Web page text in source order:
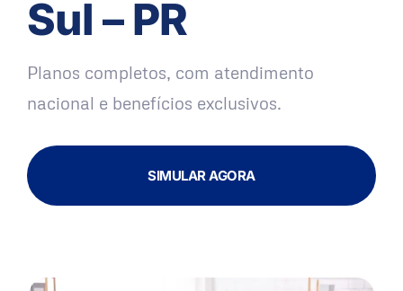
Sul – PR
Planos completos, com atendimento
nacional e benefícios exclusivos.
SIMULAR AGORA